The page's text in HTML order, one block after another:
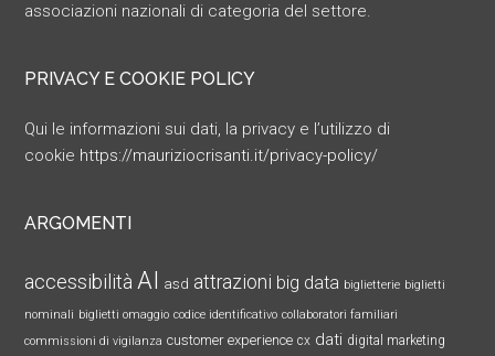
associazioni nazionali di categoria del settore.
PRIVACY E COOKIE POLICY
Qui le informazioni sui dati, la privacy e l’utilizzo di
cookie https://mauriziocrisanti.it/privacy-policy/
ARGOMENTI
accessibilità AI asd attrazioni big data biglietterie biglietti
nominali biglietti omaggio codice identificativo collaboratori familiari
commissioni di vigilanza customer experience cx dati digital marketing